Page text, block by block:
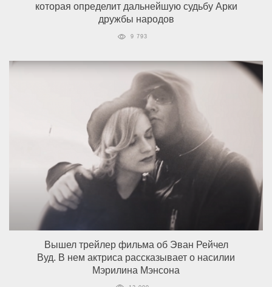
которая определит дальнейшую судьбу Арки
дружбы народов
9 793
Вышел трейлер фильма об Эван Рейчел
Вуд. В нем актриса рассказывает о насилии
Мэрилина Мэнсона